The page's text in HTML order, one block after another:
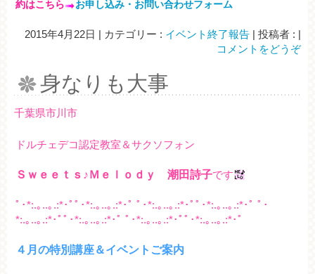
約はこちら
お申し込み・お問い合わせフォーム
2015年4月22日 | カテゴリー : イベント終了報告 | 投稿者 : |
コメントをどうぞ
身なりも大事
千葉県市川市
ドルチェデコ認定教室＆サクソフォン
Ｓｗｅｅｔｓ♪Ｍｅｌｏｄｙ 潮田詩子です
ﾟ･*:.｡..｡.:*･ﾟﾟ･*:.｡..｡.:*･ﾟ ﾟ･*:.｡..｡.:*･ﾟﾟ･*:.｡..｡.:*･ﾟ ﾟ･
*:.｡..｡.:*･ﾟﾟ･*:.｡..｡.:*･ﾟ ﾟ･*:.｡..｡.:*･ﾟﾟ･*:.｡..｡.:*･ﾟ
４月の特別講座＆イベントご案内